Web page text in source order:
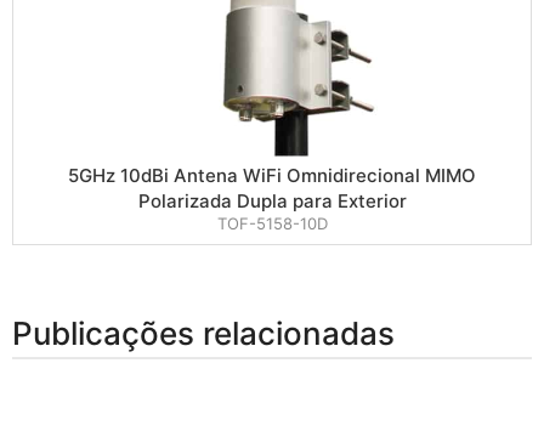
5GHz 10dBi Antena WiFi Omnidirecional MIMO
Polarizada Dupla para Exterior
TOF-5158-10D
Publicações relacionadas